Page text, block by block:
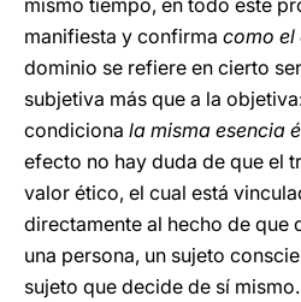
mismo tiempo, en todo este
manifiesta y confirma como el
dominio se refiere en cierto
subjetiva más que a la
condiciona la misma esencia
efecto no hay duda de que el
valor ético, el cual está
directamente al hecho de que
una persona, un sujeto
sujeto que decide de sí mismo.